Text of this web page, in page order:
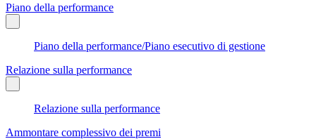
Piano della performance
Piano della performance/Piano esecutivo di gestione
Relazione sulla performance
Relazione sulla performance
Ammontare complessivo dei premi